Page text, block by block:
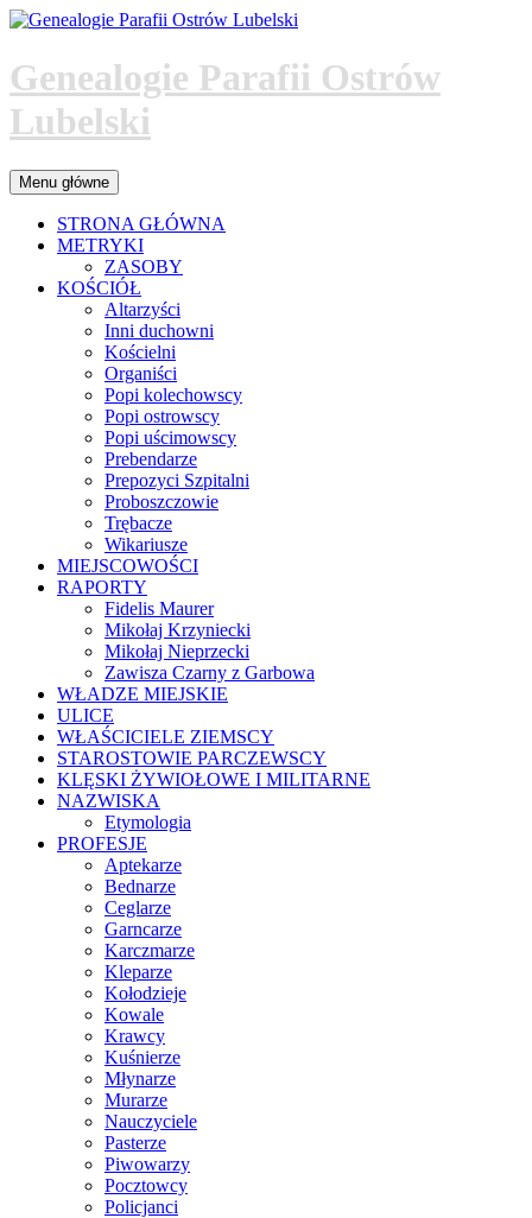
Przejdź
treści
Genealogie Parafii Ostrów
Lubelski
Szukaj
Menu główne
STRONA GŁÓWNA
METRYKI
ZASOBY
KOŚCIÓŁ
Altarzyści
Inni duchowni
Kościelni
Organiści
Popi kolechowscy
Popi ostrowscy
Popi uścimowscy
Prebendarze
Prepozyci Szpitalni
Proboszczowie
Trębacze
Wikariusze
MIEJSCOWOŚCI
RAPORTY
Fidelis Maurer
Mikołaj Krzyniecki
Mikołaj Nieprzecki
Zawisza Czarny z Garbowa
WŁADZE MIEJSKIE
ULICE
WŁAŚCICIELE ZIEMSCY
STAROSTOWIE PARCZEWSCY
KLĘSKI ŻYWIOŁOWE I MILITARNE
NAZWISKA
Etymologia
PROFESJE
Aptekarze
Bednarze
Ceglarze
Garncarze
Karczmarze
Kleparze
Kołodzieje
Kowale
Krawcy
Kuśnierze
Młynarze
Murarze
Nauczyciele
Pasterze
Piwowarzy
Pocztowcy
Policjanci